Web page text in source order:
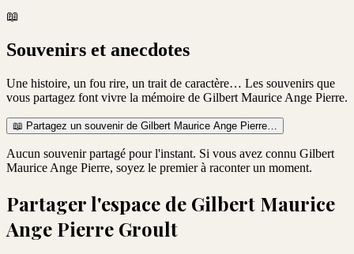
📖
Souvenirs et anecdotes
Une histoire, un fou rire, un trait de caractère… Les souvenirs que
vous partagez font vivre la mémoire de Gilbert Maurice Ange Pierre.
📖 Partagez un souvenir de Gilbert Maurice Ange Pierre…
Aucun souvenir partagé pour l'instant. Si vous avez connu Gilbert
Maurice Ange Pierre, soyez le premier à raconter un moment.
Partager l'espace de Gilbert Maurice
Ange Pierre Groult